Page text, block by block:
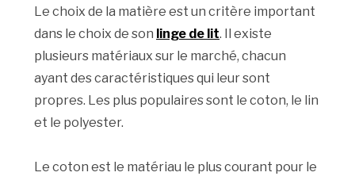
Le choix de la matière est un critère important
dans le choix de son linge de lit. Il existe
plusieurs matériaux sur le marché, chacun
ayant des caractéristiques qui leur sont
propres. Les plus populaires sont le coton, le lin
et le polyester.
Le coton est le matériau le plus courant pour le